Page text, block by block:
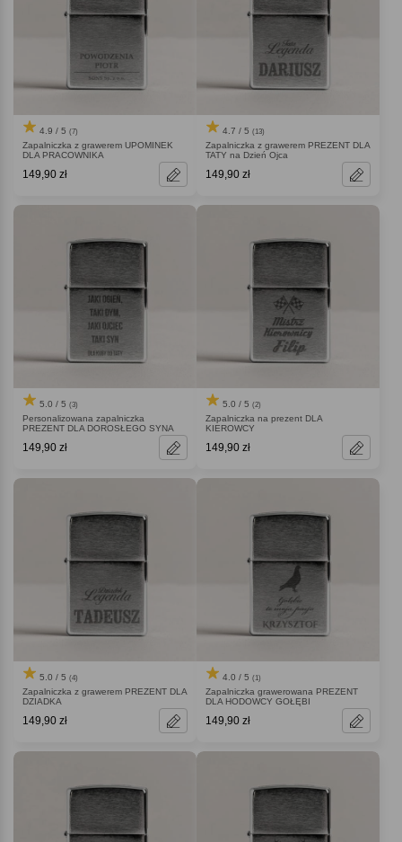
4.9 / 5 (7)
Zapalniczka z grawerem UPOMINEK
DLA PRACOWNIKA
149,90 zł
4.7 / 5 (13)
Zapalniczka z grawerem PREZENT DLA
TATY na Dzień Ojca
149,90 zł
5.0 / 5 (3)
Personalizowana zapalniczka
PREZENT DLA DOROSŁEGO SYNA
149,90 zł
5.0 / 5 (2)
Zapalniczka na prezent DLA
KIEROWCY
149,90 zł
5.0 / 5 (4)
Zapalniczka z grawerem PREZENT DLA
DZIADKA
149,90 zł
4.0 / 5 (1)
Zapalniczka grawerowana PREZENT
DLA HODOWCY GOŁĘBI
149,90 zł